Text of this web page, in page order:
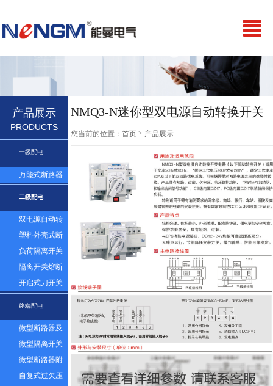
产品展示
PRODUCTS
一级配电
万能式断路器
二级配电
双电源自动转
换开关
塑料外壳式断
路器及漏电
负荷隔离开关
隔离开关熔断
器组
开启式刀开关
终端配电
微型断路器及
漏电
微型隔离开关
微型断路器附
件
自复式过欠压
NMQ3-N迷你型双电源自动转换开关
CB级/PC级
您当前的位置：首页 > 产品展示